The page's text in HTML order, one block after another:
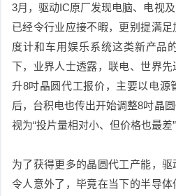
3月，驱动IC原厂发现电脑、电视
已经令行业应接不暇，更别提满
度计和车用娱乐系统这类新产品
下， 业界人士透露，联电、世界
升8吋晶圆代工报价，主要以电源
后，台积电也传出开始调整8吋晶
视为“投片量相对小、但价格也最差”
为了获得更多的晶圆代工产能，
令人意外了，毕竟在当下的半导